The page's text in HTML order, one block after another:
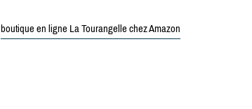
boutique en ligne La Tourangelle chez Amazon